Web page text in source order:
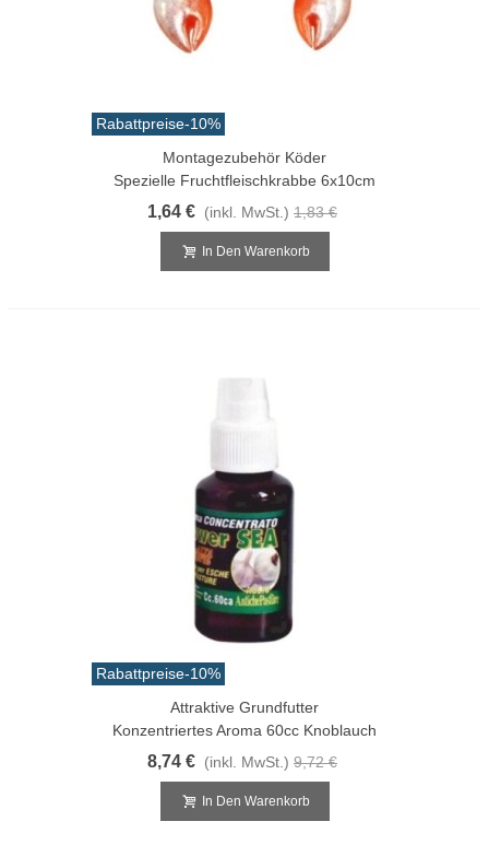
Rabattpreise-10%
Montagezubehör Köder
Spezielle Fruchtfleischkrabbe 6x10cm
1,64 € (inkl. MwSt.) 1,83 €
In Den Warenkorb
Rabattpreise-10%
Attraktive Grundfutter
Konzentriertes Aroma 60cc Knoblauch
8,74 € (inkl. MwSt.) 9,72 €
In Den Warenkorb